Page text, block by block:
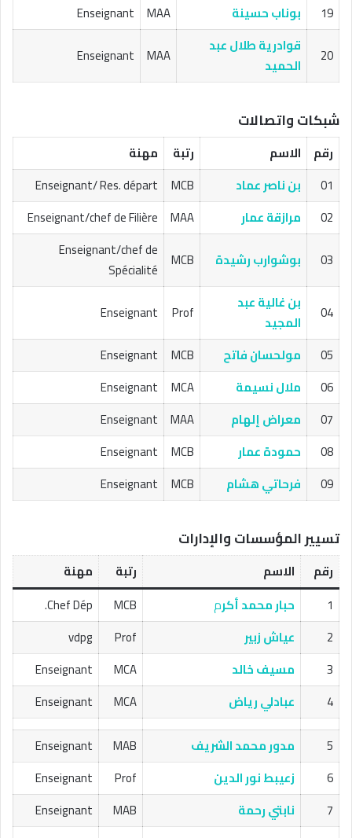
19
بوناب حسينة MAA
Enseignant
20
قوادرية طلال عبد
الحميد
MAA
Enseignant
شبكات واتصالات
رقم الاسم رتبة
مهنة
01
بن ناصر عماد MCB
Enseignant/ Res. départ
02
مرازقة عمار MAA
Enseignant/chef de Filière
03
بوشوارب رشيدة MCB
Enseignant/chef de
Spécialité
04
بن غالية عبد
المجيد
Prof
Enseignant
05
مولحسان فاتح MCB
Enseignant
06
ملال نسيمة MCA
Enseignant
07
معراض إلهام MAA
Enseignant
08
حمودة عمار MCB
Enseignant
09
فرحاتي هشام MCB
Enseignant
تسيير المؤسسات والإدارات
رقم الاسم رتبة
مهنة
1
حبار محمد أكرم MCB
Chef Dép.
2
عياش زبير Prof
vdpg
3
مسيف خالد MCA
Enseignant
4
عبادلي رياض MCA
Enseignant
5
مدور محمد الشريف MAB
Enseignant
6
زعيبط نور الدين Prof
Enseignant
7
نابتي رحمة MAB
Enseignant